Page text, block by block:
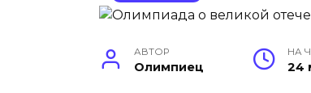
АВТОР
Олимпиец
НА
24